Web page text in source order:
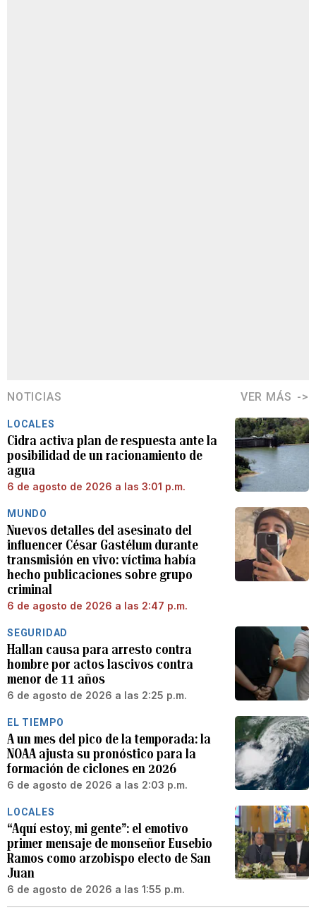
NOTICIAS VER MÁS
LOCALES
Cidra activa plan de respuesta ante la
posibilidad de un racionamiento de
agua
6 de agosto de 2026 a las 3:01 p.m.
MUNDO
Nuevos detalles del asesinato del
influencer César Gastélum durante
transmisión en vivo: víctima había
hecho publicaciones sobre grupo
criminal
6 de agosto de 2026 a las 2:47 p.m.
SEGURIDAD
Hallan causa para arresto contra
hombre por actos lascivos contra
menor de 11 años
6 de agosto de 2026 a las 2:25 p.m.
EL TIEMPO
A un mes del pico de la temporada: la
NOAA ajusta su pronóstico para la
formación de ciclones en 2026
6 de agosto de 2026 a las 2:03 p.m.
LOCALES
“Aquí estoy, mi gente”: el emotivo
primer mensaje de monseñor Eusebio
Ramos como arzobispo electo de San
Juan
6 de agosto de 2026 a las 1:55 p.m.